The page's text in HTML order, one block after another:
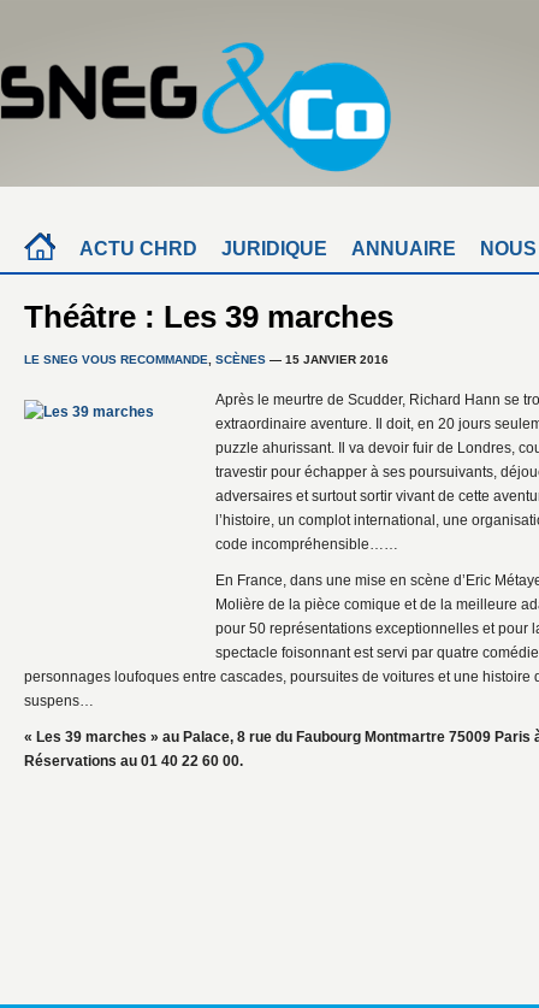
ACTU CHRD JURIDIQUE ANNUAIRE
Théâtre : Les 39 marches
LE SNEG VOUS RECOMMANDE SCÈNES — 15 JANVIER 2016
Après le meurtre de Scudder, Richard Hann se
extraordinaire aventure. Il doit, en 20 jours
puzzle ahurissant. Il va devoir fuir de Londres,
travestir pour échapper à ses poursuivants,
adversaires et surtout sortir vivant de cette
l’histoire, un complot international, une
code incompréhensible……
En France, dans une mise en scène d’Eric
Molière de la pièce comique et de la meilleure
pour 50 représentations exceptionnelles et pour
spectacle foisonnant est servi par quatre
personnages loufoques entre cascades, poursuites de voitures et une histoire
suspens…
« Les 39 marches » au Palace, 8 rue du Faubourg Montmartre 75009 Paris
Réservations au 01 40 22 60 00.